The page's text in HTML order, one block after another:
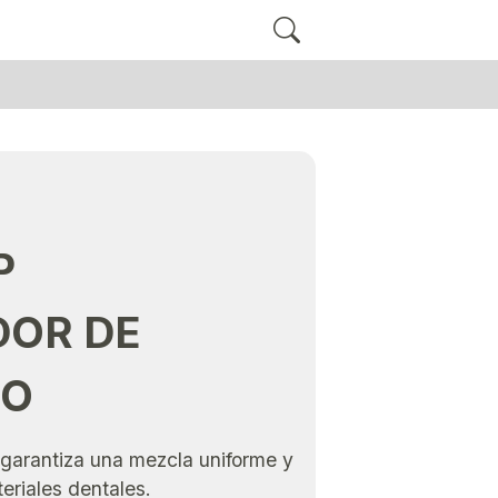
DE
una mezcla uniforme y
dentales.